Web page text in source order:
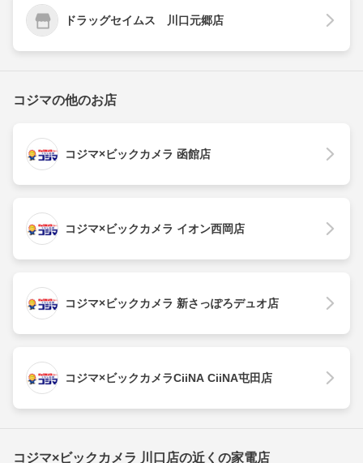
ドラッグセイムス 川口元郷店
コジマの他のお店
コジマ×ビックカメラ 函館店
コジマ×ビックカメラ イオン西岡店
コジマ×ビックカメラ 新さっぽろデュオ店
コジマ×ビックカメラCiiNA CiiNA屯田店
コジマ×ビックカメラ 川口店の近くの家電店